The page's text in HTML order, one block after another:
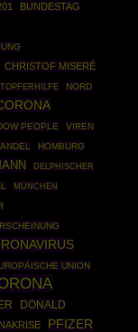
BUNDESTAG
CHRISTOF MISERÉ
NORD
PEOPLE VIREN
HOMBURG
DELPHISCHER
MÜNCHEN
UNION
DONALD
PFIZER